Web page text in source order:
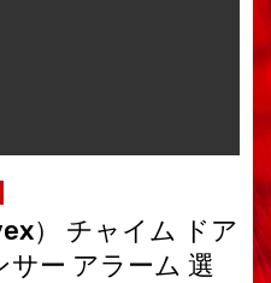
） チャイム ドア
サー アラーム 選